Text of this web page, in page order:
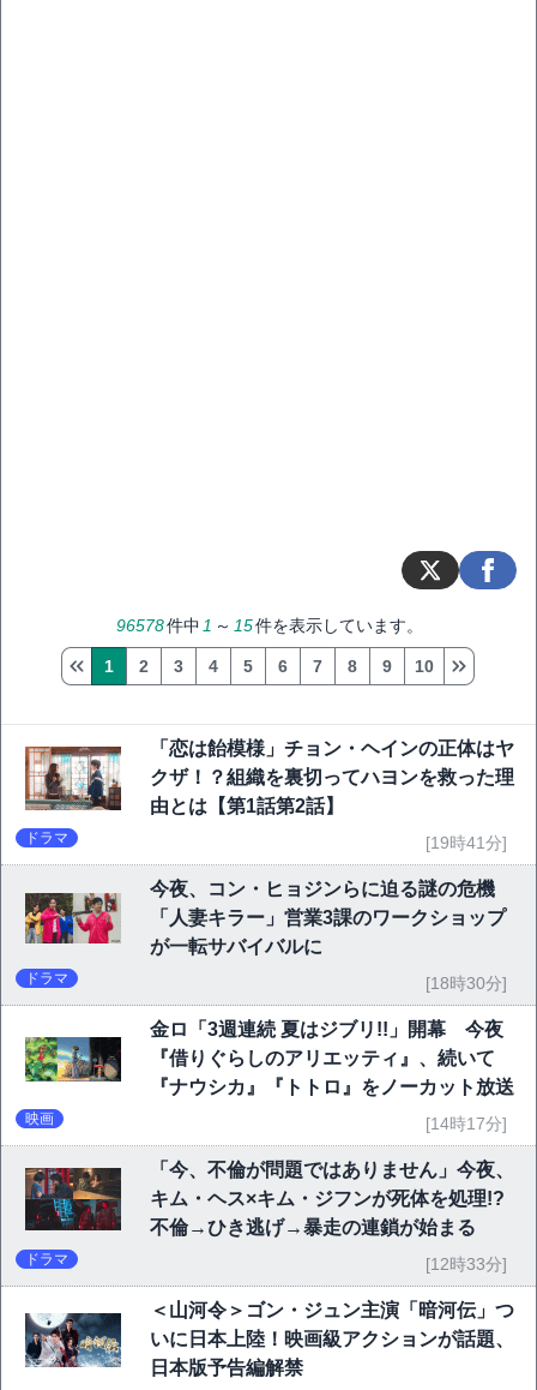
96578件中 1 ～ 15件を表示しています。
1 2 3 4 5 6 7 8 9 10
「恋は飴模様」チョン・ヘインの正体はヤ
クザ！？組織を裏切ってハヨンを救った理
由とは【第1話第2話】
ドラマ [19時41分]
今夜、コン・ヒョジンらに迫る謎の危機
「人妻キラー」営業3課のワークショップ
が一転サバイバルに
ドラマ [18時30分]
金ロ「3週連続 夏はジブリ!!」開幕 今夜
『借りぐらしのアリエッティ』、続いて
『ナウシカ』『トトロ』をノーカット放送
映画 [14時17分]
「今、不倫が問題ではありません」今夜、
キム・ヘス×キム・ジフンが死体を処理!?
不倫→ひき逃げ→暴走の連鎖が始まる
ドラマ [12時33分]
＜山河令＞ゴン・ジュン主演「暗河伝」つ
いに日本上陸！映画級アクションが話題、
日本版予告編解禁